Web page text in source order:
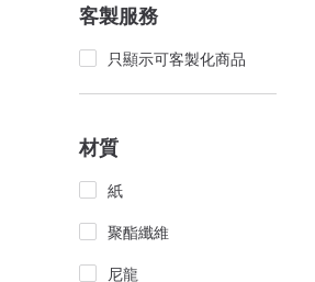
客製服務
只顯示可客製化商品
材質
紙
聚酯纖維
尼龍